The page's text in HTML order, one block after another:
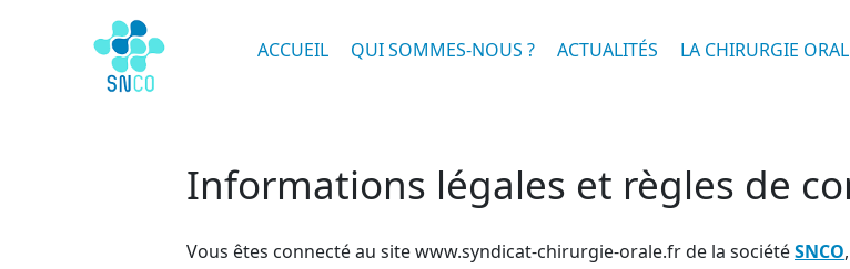
ACCUEIL QUI SOMMES-NOUS ? ACTUALITÉS LA CHIRURGIE
Informations légales et règles de
Vous êtes connecté au site www.syndicat-chirurgie-orale.fr de la sociétéSNCO,